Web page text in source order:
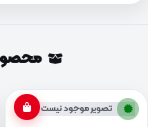
تصویر موجود نیست